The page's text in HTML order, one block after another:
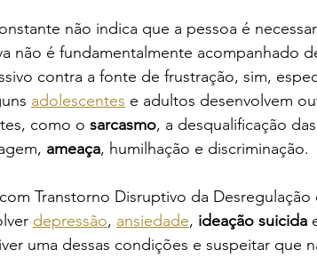
não indica que a pessoa é
não é fundamentalmente acompanhado
contra a fonte de frustração, sim,
adolescentes e adultos desenvolvem
como o sarcasmo, a desqualificação
ameaça, humilhação e discriminação.
com Transtorno Disruptivo da
depressão, ansiedade, ideação suicida
uma dessas condições e suspeitar que